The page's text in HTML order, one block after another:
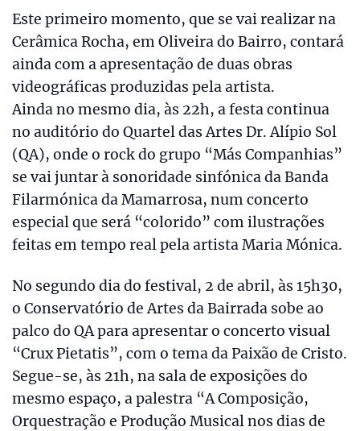
Este primeiro momento, que se vai realizar na
Cerâmica Rocha, em Oliveira do Bairro, contará
ainda com a apresentação de duas obras
videográficas produzidas pela artista.
Ainda no mesmo dia, às 22h, a festa continua
no auditório do Quartel das Artes Dr. Alípio Sol
(QA), onde o rock do grupo “Más Companhias”
se vai juntar à sonoridade sinfónica da Banda
Filarmónica da Mamarrosa, num concerto
especial que será “colorido” com ilustrações
feitas em tempo real pela artista Maria Mónica.
No segundo dia do festival, 2 de abril, às 15h30,
o Conservatório de Artes da Bairrada sobe ao
palco do QA para apresentar o concerto visual
“Crux Pietatis”, com o tema da Paixão de Cristo.
Segue-se, às 21h, na sala de exposições do
mesmo espaço, a palestra “A Composição,
Orquestração e Produção Musical nos dias de